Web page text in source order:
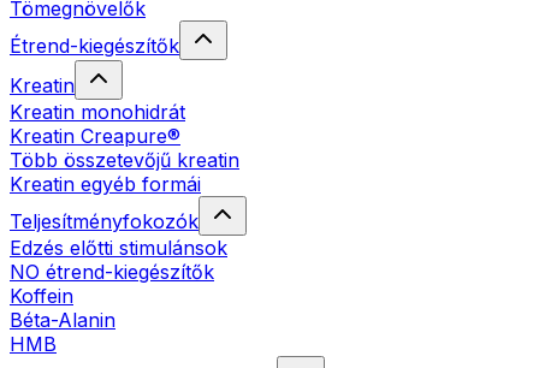
Tömegnövelők
Étrend-kiegészítők
Kreatin
Kreatin monohidrát
Kreatin Creapure®
Több összetevőjű kreatin
Kreatin egyéb formái
Teljesítményfokozók
Edzés előtti stimulánsok
NO étrend-kiegészítők
Koffein
Béta-Alanin
HMB